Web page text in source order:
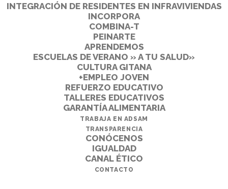
INTEGRACIÓN DE RESIDENTES EN INFRAVIVIENDAS
INCORPORA
COMBINA-T
PEINARTE
APRENDEMOS
ESCUELAS DE VERANO » A TU SALUD»
CULTURA GITANA
+EMPLEO JOVEN
REFUERZO EDUCATIVO
TALLERES EDUCATIVOS
GARANTÍA ALIMENTARIA
TRABAJA EN ADSAM
TRANSPARENCIA
CONÓCENOS
IGUALDAD
CANAL ÉTICO
CONTACTO